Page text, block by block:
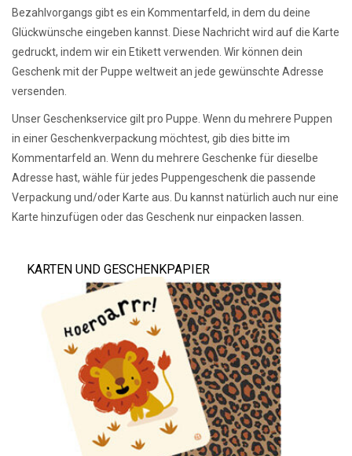
Bezahlvorgangs gibt es ein Kommentarfeld, in dem du deine
Glückwünsche eingeben kannst. Diese Nachricht wird auf die Karte
gedruckt, indem wir ein Etikett verwenden. Wir können dein
Geschenk mit der Puppe weltweit an jede gewünschte Adresse
versenden.
Unser Geschenkservice gilt pro Puppe. Wenn du mehrere Puppen
in einer Geschenkverpackung möchtest, gib dies bitte im
Kommentarfeld an. Wenn du mehrere Geschenke für dieselbe
Adresse hast, wähle für jedes Puppengeschenk die passende
Verpackung und/oder Karte aus. Du kannst natürlich auch nur eine
Karte hinzufügen oder das Geschenk nur einpacken lassen.
KARTEN UND GESCHENKPAPIER